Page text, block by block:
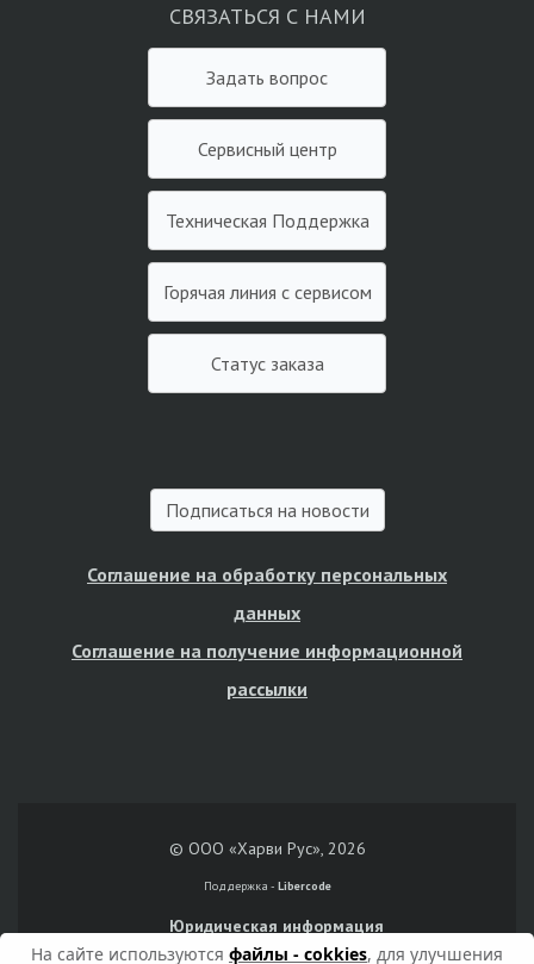
СВЯЗАТЬСЯ С НАМИ
Задать вопрос
Сервисный центр
Техническая Поддержка
Горячая линия с сервисом
Статус заказа
Подписаться на новости
Соглашение на обработку персональных
данных
Соглашение на получение информационной
рассылки
© ООО «Харви Рус», 2026
Поддержка - Libercode
Юридическая информация
На сайте используются файлы - cokkies, для улучшения